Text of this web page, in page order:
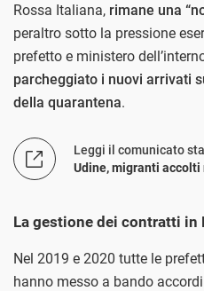
Rossa Italiana, rimane una
peraltro sotto la pressione
prefetto e ministero
parcheggiato i nuovi arrivati
della quarantena.
Leggi il comunicato
Udine, migranti accolti
La gestione dei contratti in
Nel 2019 e 2020 tutte le
hanno messo a bando